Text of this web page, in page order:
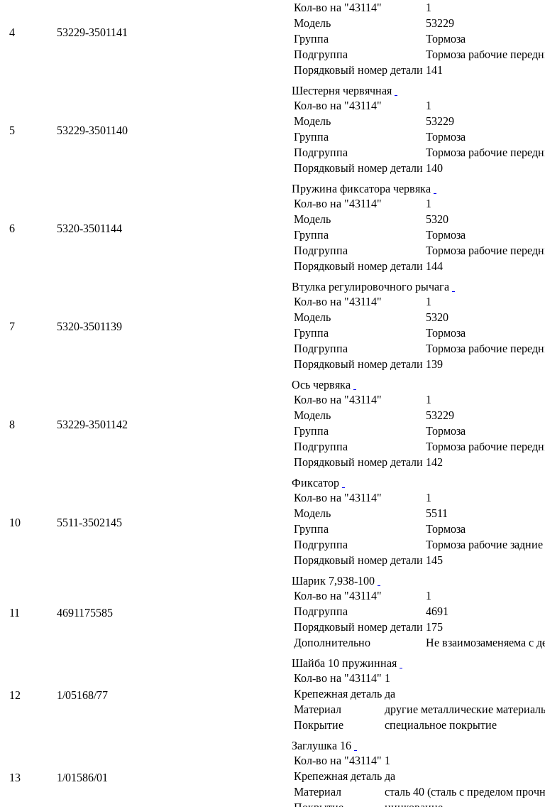
4 53229-3501141
Кол-во на "43114"
1
Модель
53229
Группа
Тормоза
Подгруппа
Тормоза рабочие
Порядковый номер детали 141
5 53229-3501140
Шестерня червячная
Кол-во на "43114"
1
Модель
53229
Группа
Тормоза
Подгруппа
Тормоза рабочие
Порядковый номер детали 140
6 5320-3501144
Пружина фиксатора червяка
Кол-во на "43114"
1
Модель
5320
Группа
Тормоза
Подгруппа
Тормоза рабочие
Порядковый номер детали 144
7 5320-3501139
Втулка регулировочного рычага
Кол-во на "43114"
1
Модель
5320
Группа
Тормоза
Подгруппа
Тормоза рабочие
Порядковый номер детали 139
8 53229-3501142
Ось червяка
Кол-во на "43114"
1
Модель
53229
Группа
Тормоза
Подгруппа
Тормоза рабочие
Порядковый номер детали 142
10 5511-3502145
Фиксатор
Кол-во на "43114"
1
Модель
5511
Группа
Тормоза
Подгруппа
Тормоза рабочие
Порядковый номер детали 145
11 4691175585
Шарик 7,938-100
Кол-во на "43114"
1
Подгруппа
4691
Порядковый номер детали 175
Дополнительно
Не взаимозаменяема с
12 1/05168/77
Шайба 10 пружинная
Кол-во на "43114" 1
Крепежная деталь да
Материал
другие металлические
Покрытие
специальное покрытие
13 1/01586/01
Заглушка 16
Кол-во на "43114" 1
Крепежная деталь да
Материал
сталь 40 (сталь с пределом